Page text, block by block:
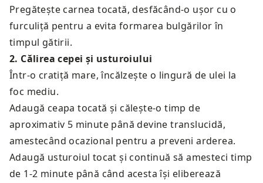
Pregătește carnea tocată, desfăcând-o ușor cu o
furculiță pentru a evita formarea bulgărilor în
timpul gătirii.
2. Călirea cepei și usturoiului
Într-o cratiță mare, încălzește o lingură de ulei la
foc mediu.
Adaugă ceapa tocată și călește-o timp de
aproximativ 5 minute până devine translucidă,
amestecând ocazional pentru a preveni arderea.
Adaugă usturoiul tocat și continuă să amesteci timp
de 1-2 minute până când acesta își eliberează